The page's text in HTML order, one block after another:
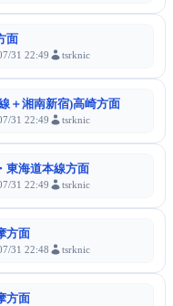
面
31 22:49 tsrknic
＋湘南新宿)高崎方面
31 22:49 tsrknic
東海道本線方面
31 22:49 tsrknic
方面
31 22:48 tsrknic
方面